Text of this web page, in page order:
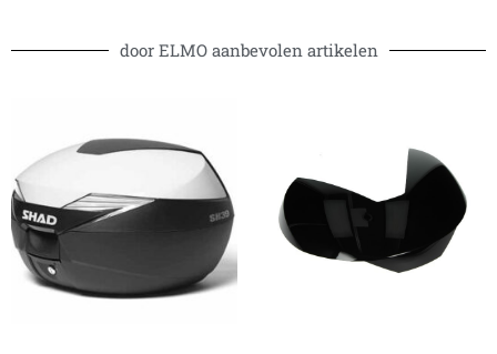
door ELMO aanbevolen artikelen